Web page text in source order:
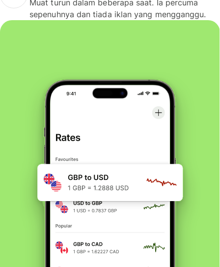
Muat turun dalam beberapa saat. Ia percuma
sepenuhnya dan tiada iklan yang mengganggu.